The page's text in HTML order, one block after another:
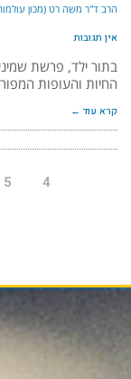
הרב ד"ר משה רט (מכון
אין תגובות
בתור ילד, פרשת
החיות והעופות
קרא עוד ←
4
5